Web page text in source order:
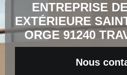
ENTREPRISE
EXTÉRIEURE
ORGE 91240
Nous